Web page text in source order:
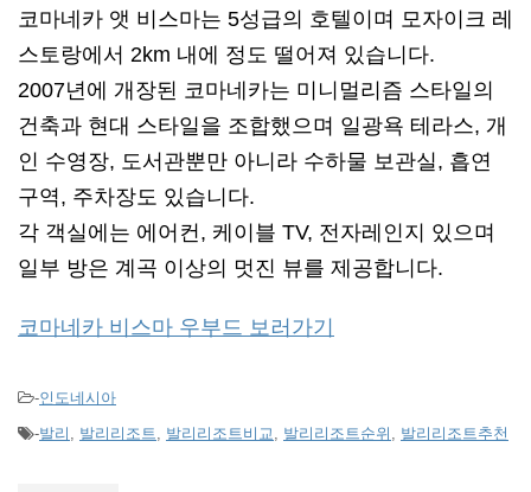
코마네카 앳 비스마는 5성급의 호텔이며 모자이크 레
스토랑에서 2km 내에 정도 떨어져 있습니다.
2007년에 개장된 코마네카는 미니멀리즘 스타일의
건축과 현대 스타일을 조합했으며 일광욕 테라스, 개
인 수영장, 도서관뿐만 아니라 수하물 보관실, 흡연
구역, 주차장도 있습니다.
각 객실에는 에어컨, 케이블 TV, 전자레인지 있으며
일부 방은 계곡 이상의 멋진 뷰를 제공합니다.
코마네카 비스마 우부드 보러가기
-인도네시아
-발리 , 발리리조트, 발리리조트비교, 발리리조트순위 , 발리리조트추천